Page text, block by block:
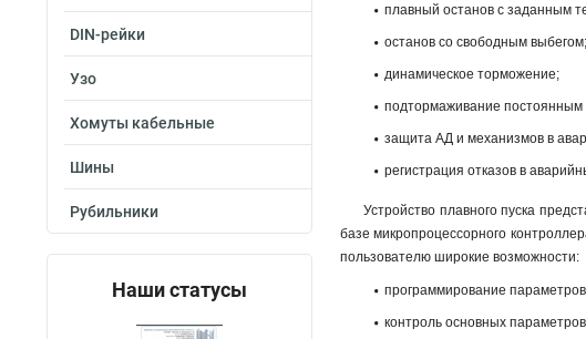
DIN-рейки
Узо
Хомуты кабельные
Шины
Рубильники
Наши статусы
плавный останов с заданным
останов со свободным выбегом;
динамическое торможение;
подтормаживание постоянным
защита АД и механизмов в
регистрация отказов в
Устройство плавного пуска
базе микропроцессорного
пользователю широкие возможности:
программирование
контроль основных